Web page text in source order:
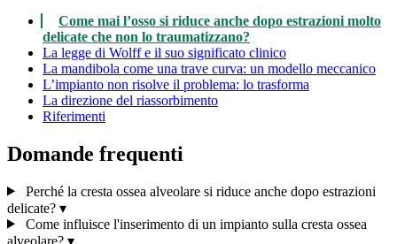
Come mai l’osso si riduce anche dopo estrazioni molto
delicate che non lo traumatizzano?
La legge di Wolff e il suo significato clinico
La mandibola come una trave curva: un modello meccanico
L’impianto non risolve il problema: lo trasforma
La direzione del riassorbimento
Riferimenti
Domande frequenti
Perché la cresta ossea alveolare si riduce anche dopo estrazioni
delicate? ▾
Come influisce l'inserimento di un impianto sulla cresta ossea
alveolare? ▾